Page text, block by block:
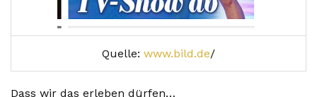
Quelle: www.bild.de/
Dass wir das erleben dürfen…